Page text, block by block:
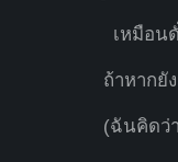
เหมือน
ถ้าหากยั
(ฉันคิดว่